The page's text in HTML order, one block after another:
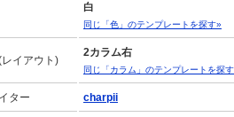
白
同じ「色」のテンプレートを探す»
イアウト)
2カラム右
同じ「カラム」のテンプレートを探
ター charpii